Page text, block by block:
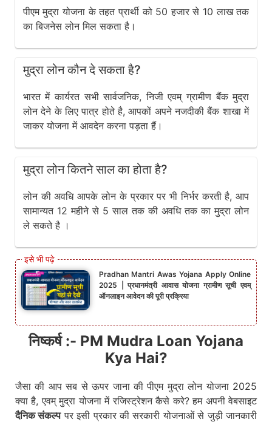
पीएम मुद्रा योजना के तहत प्रार्थी को 50 हजार से 10 लाख तक
का बिजनेस लोन मिल सकता है।
मुद्रा लोन कौन दे सकता है?
भारत में कार्यरत सभी सार्वजनिक, निजी एवम् ग्रामीण बैंक मुद्रा
लोन देने के लिए पात्र होते है, आपकों अपने नजदीकी बैंक शाखा में
जाकर योजना में आवदेन करना पड़ता हैं।
मुद्रा लोन कितने साल का होता है?
लोन की अवधि आपके लोन के प्रकार पर भी निर्भर करती है, आप
सामान्यत 12 महीने से 5 साल तक की अवधि तक का मुद्रा लोन
ले सकते है ।
Pradhan Mantri Awas Yojana Apply Online
2025 | प्रधानमंत्री आवास योजना ग्रामीण सूची एवम्
ऑनलाइन आवेदन की पूरी प्रक्रिया
निष्कर्ष :- PM Mudra Loan Yojana
Kya Hai?
जैसा की आप सब से ऊपर जाना की पीएम मुद्रा लोन योजना 2025
क्या है, एवम् मुद्रा योजना में रजिस्ट्रेशन कैसे करे? हम अपनी वेबसाइट
दैनिक संकल्पपर इसी प्रकार की सरकारी योजनाओं से जुड़ी जानकारी